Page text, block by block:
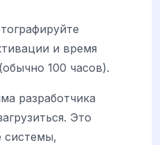
и время
100 часов).
разработчика
Это
системы,